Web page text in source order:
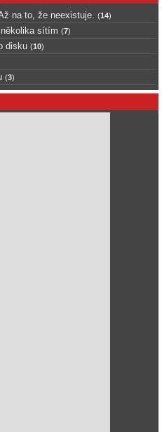
na to, že neexistuje. (14)
sítím (7)
disku (10)
(3)